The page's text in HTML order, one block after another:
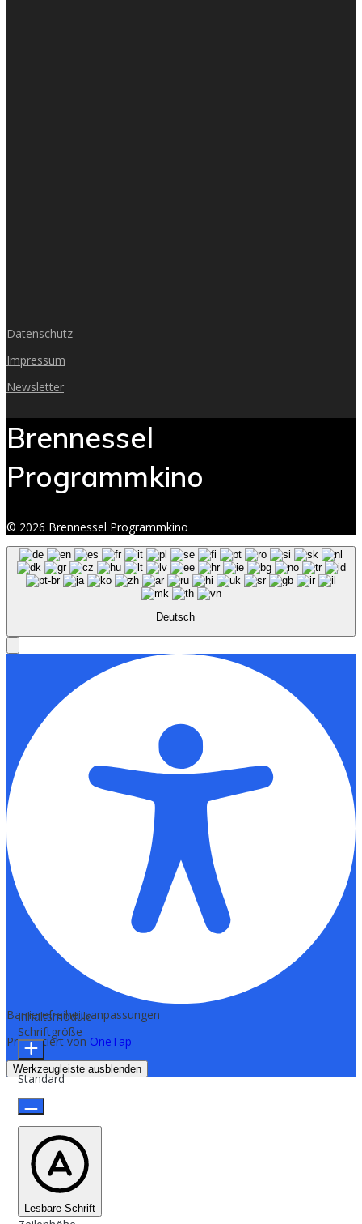
Datenschutz
Impressum
Newsletter
Brennessel
Programmkino
© 2026 Brennessel Programmkino
Deutsch
Barrierefreiheitsanpassungen
Präsentiert von OneTap
Werkzeugleiste ausblenden
Inhaltsmodule
Schriftgröße
Standard
Lesbare Schrift